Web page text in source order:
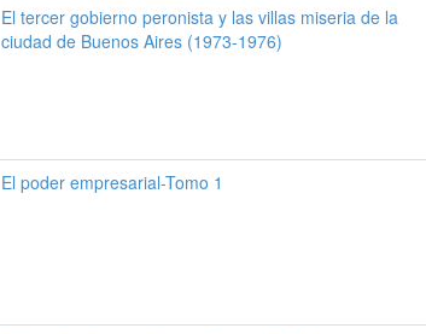
El tercer gobierno peronista y las villas miseria de la
ciudad de Buenos Aires (1973-1976)
El poder empresarial-Tomo 1